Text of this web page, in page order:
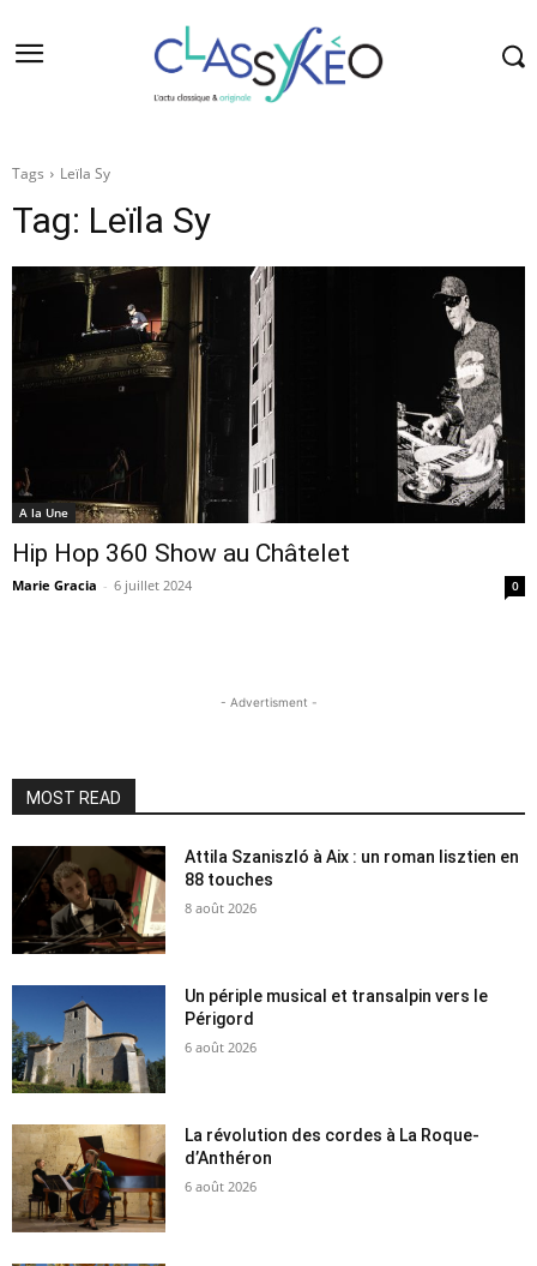
Tags Leïla Sy
Tag: Leïla Sy
A la Une
Hip Hop 360 Show au Châtelet
Marie Gracia - 6 juillet 2024 0
- Advertisment -
MOST READ
Attila Szaniszló à Aix : un roman lisztien en
88 touches
8 août 2026
Un périple musical et transalpin vers le
Périgord
6 août 2026
La révolution des cordes à La Roque-
d’Anthéron
6 août 2026